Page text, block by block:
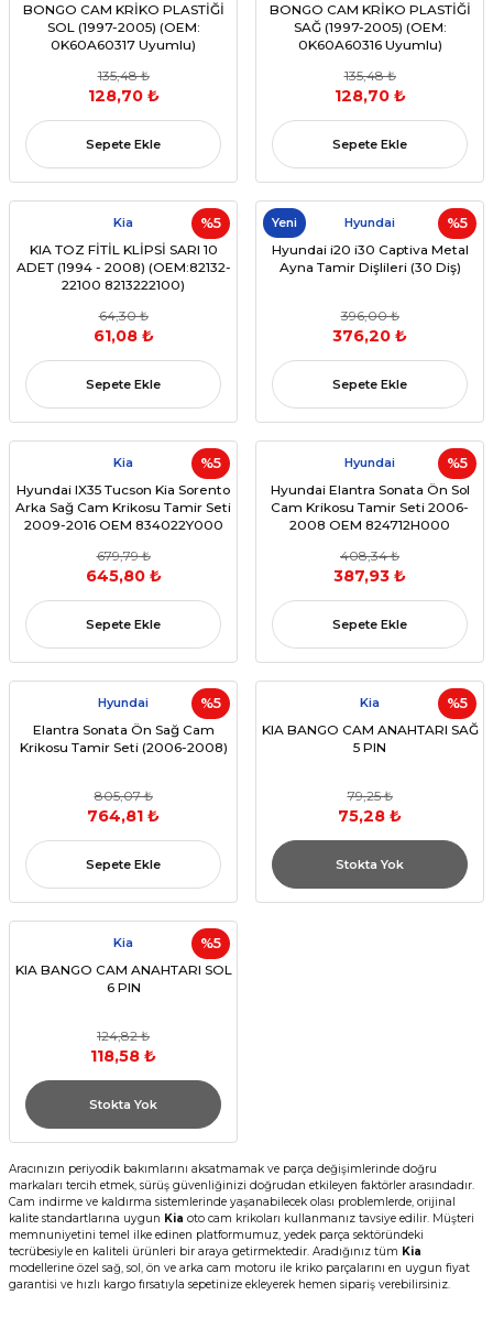
BONGO CAM KRİKO PLASTİĞİ
SOL (1997-2005) (OEM:
0K60A60317 Uyumlu)
135,48 ₺
128,70 ₺
Sepete Ekle
BONGO CAM KRİKO PLASTİĞİ
SAĞ (1997-2005) (OEM:
0K60A60316 Uyumlu)
135,48 ₺
128,70 ₺
Sepete Ekle
%5
Kia
KIA TOZ FİTİL KLİPSİ SARI 10
ADET (1994 - 2008) (OEM:82132-
22100 8213222100)
64,30 ₺
61,08 ₺
Sepete Ekle
%5
Yeni Hyundai
Hyundai i20 i30 Captiva Metal
Ayna Tamir Dişlileri (30 Diş)
396,00 ₺
376,20 ₺
Sepete Ekle
%5
Kia
Hyundai IX35 Tucson Kia Sorento
Arka Sağ Cam Krikosu Tamir Seti
2009-2016 OEM 834022Y000
679,79 ₺
645,80 ₺
Sepete Ekle
%5
Hyundai
Hyundai Elantra Sonata Ön Sol
Cam Krikosu Tamir Seti 2006-
2008 OEM 824712H000
408,34 ₺
387,93 ₺
Sepete Ekle
%5
Hyundai
Elantra Sonata Ön Sağ Cam
Krikosu Tamir Seti (2006-2008)
805,07 ₺
764,81 ₺
Sepete Ekle
%5
Kia
KIA BANGO CAM ANAHTARI SAĞ
5 PIN
79,25 ₺
75,28 ₺
Stokta Yok
%5
Kia
KIA BANGO CAM ANAHTARI SOL
6 PIN
124,82 ₺
118,58 ₺
Stokta Yok
Aracınızın periyodik bakımlarını aksatmamak ve parça değişimlerinde doğru
markaları tercih etmek, sürüş güvenliğinizi doğrudan etkileyen faktörler arasındadır.
Cam indirme ve kaldırma sistemlerinde yaşanabilecek olası problemlerde, orijinal
kalite standartlarına uygun Kia oto cam krikoları kullanmanız tavsiye edilir. Müşteri
memnuniyetini temel ilke edinen platformumuz, yedek parça sektöründeki
tecrübesiyle en kaliteli ürünleri bir araya getirmektedir. Aradığınız tüm Kia
modellerine özel sağ, sol, ön ve arka cam motoru ile kriko parçalarını en uygun fiyat
garantisi ve hızlı kargo fırsatıyla sepetinize ekleyerek hemen sipariş verebilirsiniz.